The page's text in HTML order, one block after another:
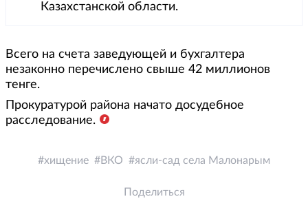
Казахстанской области.
Всего на счета заведующей и бухгалтера
незаконно перечислено свыше 42 миллионов
тенге.
Прокуратурой района начато досудебное
расследование.
хищение ВКО ясли-сад села Малонарым
Поделиться